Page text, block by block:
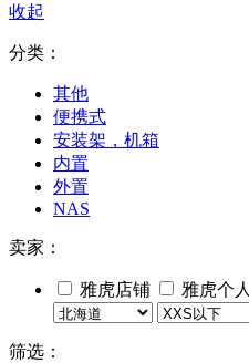
收起
分类：
其他
便携式
安装架，机箱
内置
外置
NAS
卖家：
雅虎店铺 雅虎个人
筛选：